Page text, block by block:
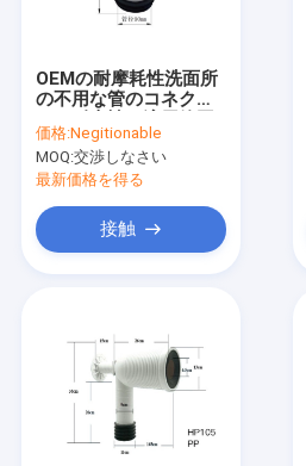
製品
私達について
工場旅行
OEMの耐摩耗性洗面所
の不用な管のコネクタ
が広いWCの無駄管
価格:Negitionable
MOQ:交渉しなさい
最新価格を得る
接触